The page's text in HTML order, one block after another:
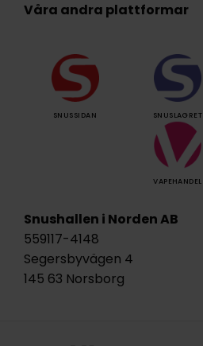
Våra andra plattformar
SNUSSIDAN SNUSLAGRET
VAPEHANDEL
Snushallen i Norden AB
559117-4148
Segersbyvägen 4
145 63 Norsborg